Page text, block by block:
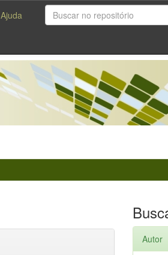
Ajuda
Autor